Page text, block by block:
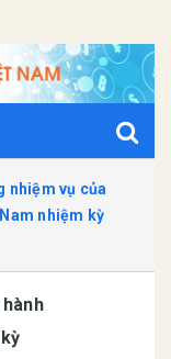
nhiệm vụ của
nhiệm kỳ